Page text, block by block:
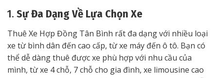
1. Sự Đa Dạng Về Lựa Chọn Xe
Thuê Xe Hợp Đồng Tân Bình rất đa dạng với nhiều loại
xe từ bình dân đến cao cấp, từ xe máy đến ô tô. Bạn có
thể dễ dàng thuê được xe phù hợp với nhu cầu của
mình, từ xe 4 chỗ, 7 chỗ cho gia đình, xe limousine cao